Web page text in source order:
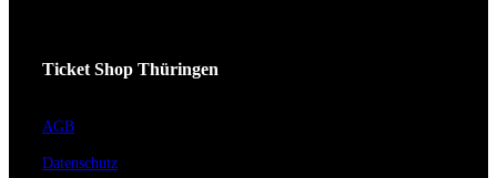
Ticket Shop Thüringen
AGB
Datenschutz